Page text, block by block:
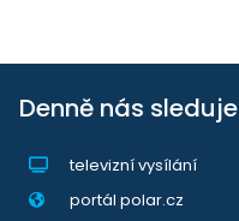
Denně nás sleduje
televizní vysílání
portál polar.cz